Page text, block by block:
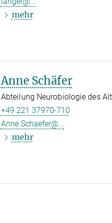
mehr
Anne Schäfer
Abteilung Neurobiologie des
+49 221 37970-710
Anne.Schaefer@...
mehr